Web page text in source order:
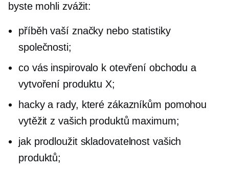
byste mohli zvážit:
příběh vaší značky nebo statistiky
společnosti;
co vás inspirovalo k otevření obchodu a
vytvoření produktu X;
hacky a rady, které zákazníkům pomohou
vytěžit z vašich produktů maximum;
jak prodloužit skladovatelnost vašich
produktů;